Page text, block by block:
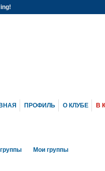
ПРОФИЛЬ О КЛУБЕ В
Мои группы